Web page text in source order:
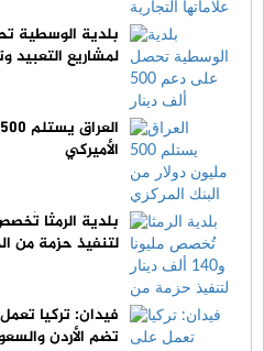
لمشاريع التعبيد
الأميركي
لتنفيذ حزمة من
فيدان: تركيا
تضم الأردن